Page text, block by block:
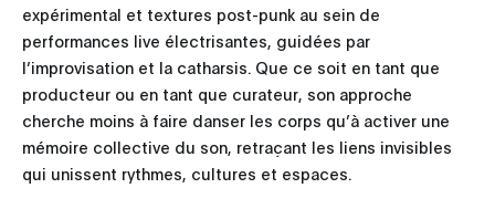
expérimental et textures post-punk au sein de
performances live électrisantes, guidées par
l’improvisation et la catharsis. Que ce soit en tant que
producteur ou en tant que curateur, son approche
cherche moins à faire danser les corps qu’à activer une
mémoire collective du son, retraçant les liens invisibles
qui unissent rythmes, cultures et espaces.